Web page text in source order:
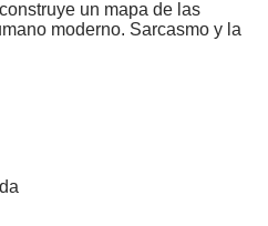
un mapa de las
moderno. Sarcasmo y la